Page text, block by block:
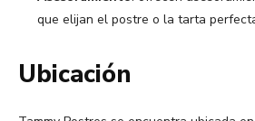
que elijan el postre o la tarta
Ubicación